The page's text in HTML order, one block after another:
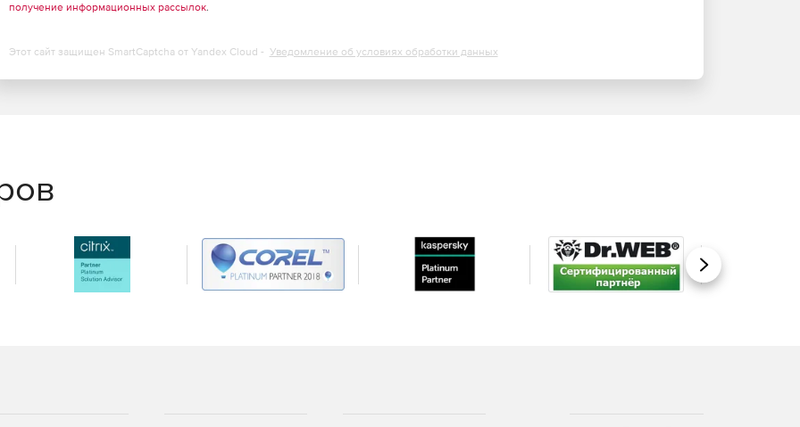
получение информационных рассылок.
Этот сайт защищен SmartCaptcha от Yandex Cloud - Уведомление об условиях обработки данных
Вперед